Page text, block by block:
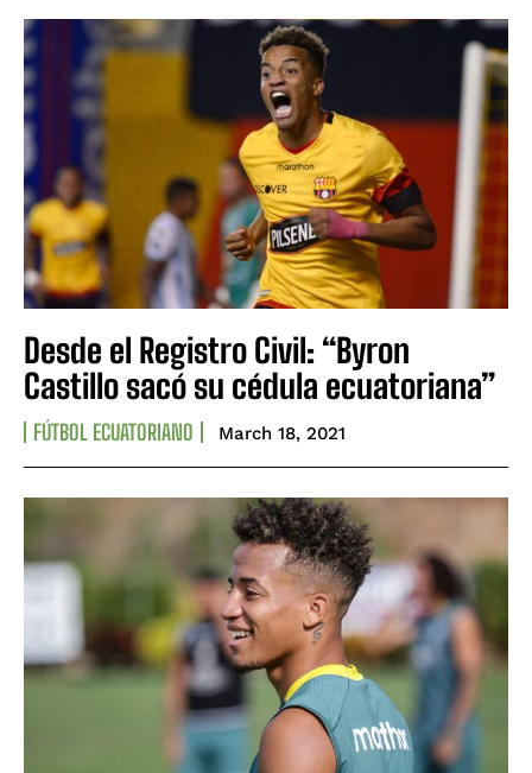
Desde el Registro Civil: “Byron
Castillo sacó su cédula ecuatoriana”
FÚTBOL ECUATORIANO March 18, 2021